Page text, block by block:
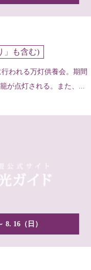
」も含む)
われる万灯供養会。期間
が点灯される。また、...
8. 16（日）